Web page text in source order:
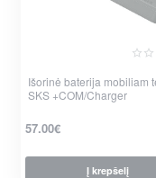
Išorinė baterija mobiliam
SKS +COM/Charger
57.00€
Į krepšelį